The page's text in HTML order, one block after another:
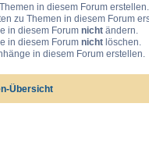
in diesem Forum erstellen.
zu Themen in diesem Forum
in diesem Forum nicht ändern.
in diesem Forum nicht löschen.
in diesem Forum erstellen.
Übersicht